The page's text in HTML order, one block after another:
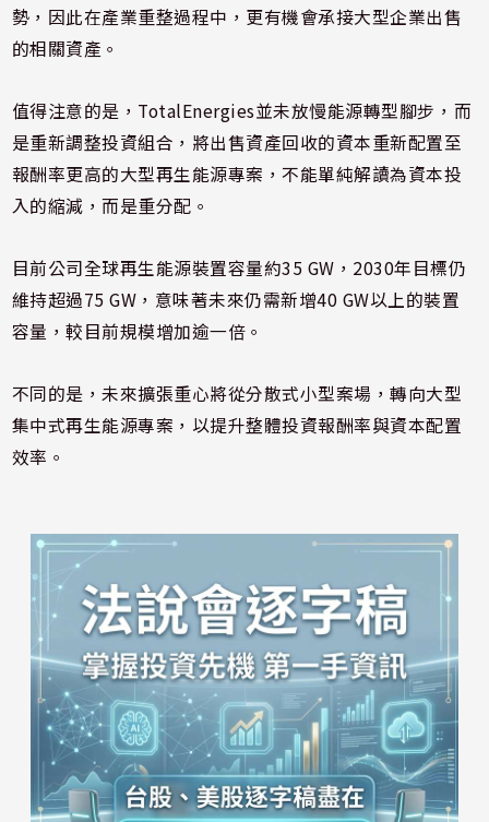
勢，因此在產業重整過程中，更有機會承接大型企業出售
的相關資產。
值得注意的是，TotalEnergies並未放慢能源轉型腳步，而
是重新調整投資組合，將出售資產回收的資本重新配置至
報酬率更高的大型再生能源專案，不能單純解讀為資本投
入的縮減，而是重分配。
目前公司全球再生能源裝置容量約35 GW，2030年目標仍
維持超過75 GW，意味著未來仍需新增40 GW以上的裝置
容量，較目前規模增加逾一倍。
不同的是，未來擴張重心將從分散式小型案場，轉向大型
集中式再生能源專案，以提升整體投資報酬率與資本配置
效率。